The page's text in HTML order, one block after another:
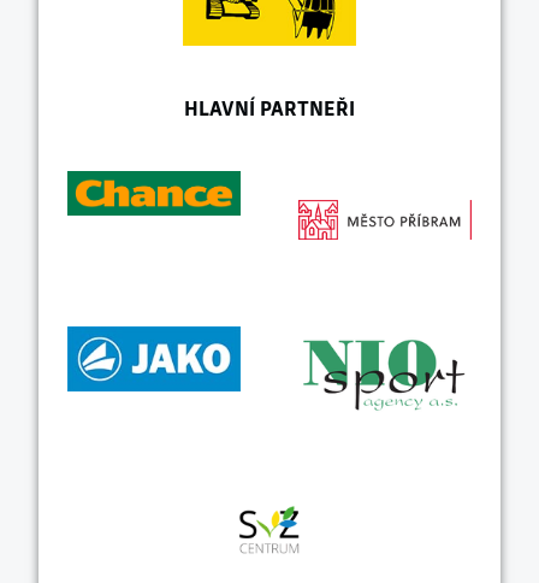
HLAVNÍ PARTNEŘI